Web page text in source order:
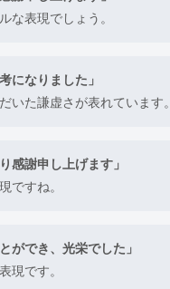
な表現でしょう。
になりました」
いた謙虚さが表れています。
感謝申し上げます」
ですね。
ができ、光栄でした」
現です。